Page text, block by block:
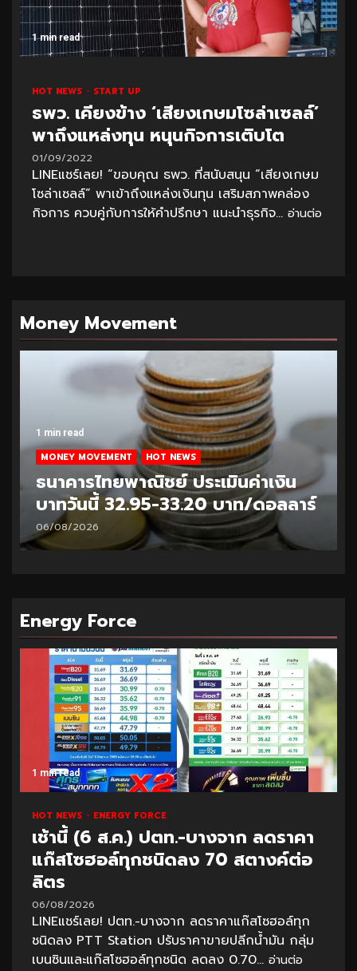
1 min read
HOT NEWS START UP
ธพว. เคียงข้าง ‘เสียงเกษมโซล่าเซลล์’
พาถึงแหล่งทุน หนุนกิจการเติบโต
01/09/2022
LINEแชร์เลย! “ขอบคุณ ธพว. ที่สนับสนุน “เสียงเกษม
โซล่าเซลล์” พาเข้าถึงแหล่งเงินทุน เสริมสภาพคล่อง
กิจการ ควบคู่กับการให้คำปรึกษา แนะนำธุรกิจ... อ่านต่อ
Money Movement
1 min read
MONEY MOVEMENT HOT NEWS
ธนาคารไทยพาณิชย์ ประเมินค่าเงิน
บาทวันนี้ 32.95-33.20 บาท/ดอลลาร์
06/08/2026
Energy Force
1 min read
HOT NEWS ENERGY FORCE
เช้านี้ (6 ส.ค.) ปตท.-บางจาก ลดราคา
แก๊สโซฮอล์ทุกชนิดลง 70 สตางค์ต่อ
ลิตร
06/08/2026
LINEแชร์เลย! ปตท.-บางจาก ลดราคาแก๊สโซฮอล์ทุก
ชนิดลง PTT Station ปรับราคาขายปลีกน้ำมัน กลุ่ม
เบนซินและแก๊สโซฮอล์ทุกชนิด ลดลง 0.70... อ่านต่อ